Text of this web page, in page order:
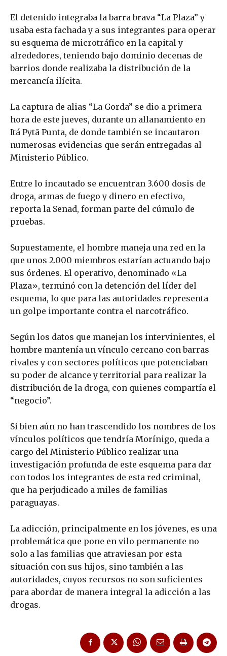
El detenido integraba la barra brava “La Plaza” y
usaba esta fachada y a sus integrantes para operar
su esquema de microtráfico en la capital y
alrededores, teniendo bajo dominio decenas de
barrios donde realizaba la distribución de la
mercancía ilícita.
La captura de alias “La Gorda” se dio a primera
hora de este jueves, durante un allanamiento en
Itá Pytã Punta, de donde también se incautaron
numerosas evidencias que serán entregadas al
Ministerio Público.
Entre lo incautado se encuentran 3.600 dosis de
droga, armas de fuego y dinero en efectivo,
reporta la Senad, forman parte del cúmulo de
pruebas.
Supuestamente, el hombre maneja una red en la
que unos 2.000 miembros estarían actuando bajo
sus órdenes. El operativo, denominado «La
Plaza», terminó con la detención del líder del
esquema, lo que para las autoridades representa
un golpe importante contra el narcotráfico.
Según los datos que manejan los intervinientes, el
hombre mantenía un vínculo cercano con barras
rivales y con sectores políticos que potenciaban
su poder de alcance y territorial para realizar la
distribución de la droga, con quienes compartía el
“negocio”.
Si bien aún no han trascendido los nombres de los
vínculos políticos que tendría Morínigo, queda a
cargo del Ministerio Público realizar una
investigación profunda de este esquema para dar
con todos los integrantes de esta red criminal,
que ha perjudicado a miles de familias
paraguayas.
La adicción, principalmente en los jóvenes, es una
problemática que pone en vilo permanente no
solo a las familias que atraviesan por esta
situación con sus hijos, sino también a las
autoridades, cuyos recursos no son suficientes
para abordar de manera integral la adicción a las
drogas.